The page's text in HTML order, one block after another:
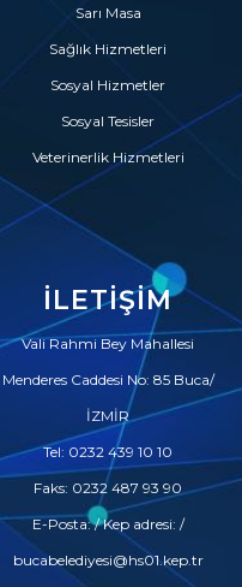
Sarı Masa
Sağlık Hizmetleri
Sosyal Hizmetler
Sosyal Tesisler
Veterinerlik Hizmetleri
İLETIŞIM
Vali Rahmi Bey Mahallesi
Menderes Caddesi No: 85 Buca/
İZMİR
Tel: 0232 439 10 10
Faks: 0232 487 93 90
E-Posta: / Kep adresi: /
bucabelediyesi@hs01.kep.tr